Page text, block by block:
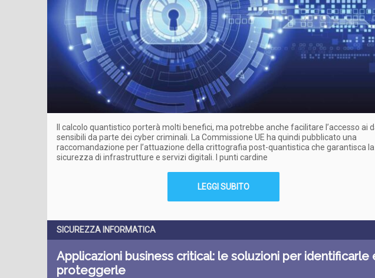
Il calcolo quantistico porterà molti benefici, ma potrebbe anche facilitare l’accesso ai
sensibili da parte dei cyber criminali. La Commissione UE ha quindi pubblicato una
raccomandazione per l’attuazione della crittografia post-quantistica che garantisca la
sicurezza di infrastrutture e servizi digitali. I punti cardine
LEGGI SUBITO
SICUREZZA INFORMATICA
Applicazioni business critical: le soluzioni per identificarle
proteggerle